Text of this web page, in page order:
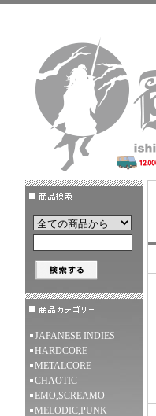
JAPANESE INDIES
HARDCORE
METALCORE
CHAOTIC
EMO,SCREAMO
MELODIC,PUNK